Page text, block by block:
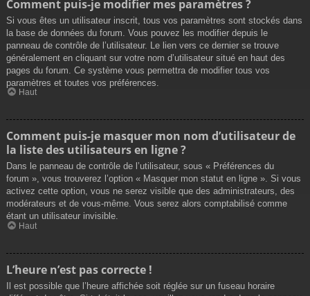
Comment puis-je modifier mes paramètres ?
Si vous êtes un utilisateur inscrit, tous vos paramètres sont stockés dans
la base de données du forum. Vous pouvez les modifier depuis le
panneau de contrôle de l’utilisateur. Le lien vers ce dernier se trouve
généralement en cliquant sur votre nom d’utilisateur situé en haut des
pages du forum. Ce système vous permettra de modifier tous vos
paramètres et toutes vos préférences.
Haut
Comment puis-je masquer mon nom d’utilisateur de
la liste des utilisateurs en ligne ?
Dans le panneau de contrôle de l’utilisateur, sous « Préférences du
forum », vous trouverez l’option « Masquer mon statut en ligne ». Si vous
activez cette option, vous ne serez visible que des administrateurs, des
modérateurs et de vous-même. Vous serez alors comptabilisé comme
étant un utilisateur invisible.
Haut
L’heure n’est pas correcte !
Il est possible que l’heure affichée soit réglée sur un fuseau horaire